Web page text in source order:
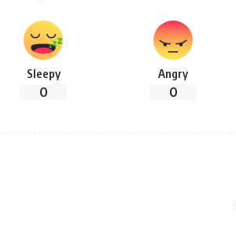
Sleepy
0
Angry
0